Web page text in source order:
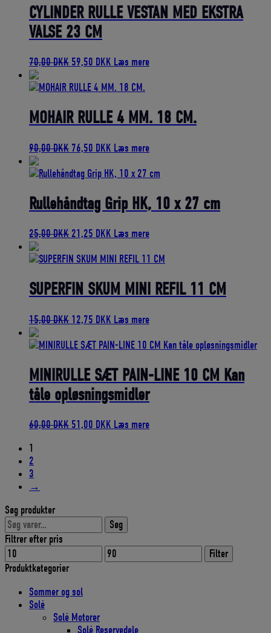
40,00 DKK.34,00 DKK.
CYLINDER RULLE VESTAN MED EKSTRA
VALSE 23 CM
70,00DKK Den
pris
70,00 DKK.
59,50 DKK Den
pris
59,50 DKK.
Læs mere
MOHAIR RULLE 4 MM. 18 CM.
90,00DKK Den
pris
90,00 DKK.
76,50 DKK Den
pris
76,50 DKK.
Læs mere
Rullehåndtag Grip HK, 10 x 27 cm
25,00DKK Den
pris
25,00 DKK.
21,25 DKK Den
pris
21,25 DKK.
Læs mere
SUPERFIN SKUM MINI REFIL 11 CM
15,00DKK Den
pris
15,00 DKK.
12,75 DKK Den
pris
12,75 DKK.
Læs mere
MINIRULLE SÆT PAIN-LINE 10 CM Kan
tåle opløsningsmidler
60,00DKK Den
51,00 DKK Den
Læs mere
1
2
3
→
Søg produkter
Søg
efter:
Søg
Filtrer efter pris
Mindste
pris
Højeste
pris
Filter
Produktkategorier
Sommer og sol
Solé
Solé Motorer
Solé Reservedele